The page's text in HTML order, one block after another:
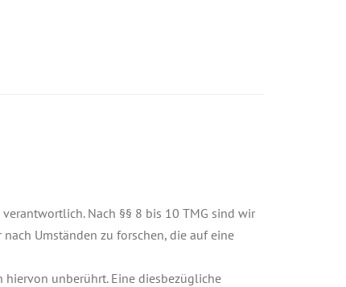
Nach §§ 8 bis 10 TMG sind wir
Umständen zu forschen, die auf eine
unberührt. Eine diesbezügliche